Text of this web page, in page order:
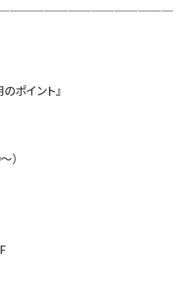
ポイント』
）